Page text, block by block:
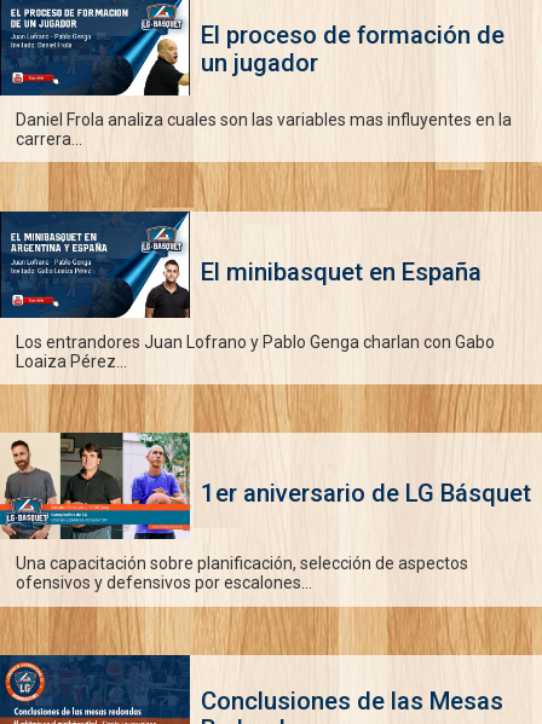
El proceso de formación de
un jugador
Daniel Frola analiza cuales son las variables mas influyentes en la
carrera...
El minibasquet en España
Los entrandores Juan Lofrano y Pablo Genga charlan con Gabo
Loaiza Pérez...
1er aniversario de LG Básquet
Una capacitación sobre planificación, selección de aspectos
ofensivos y defensivos por escalones...
Conclusiones de las Mesas